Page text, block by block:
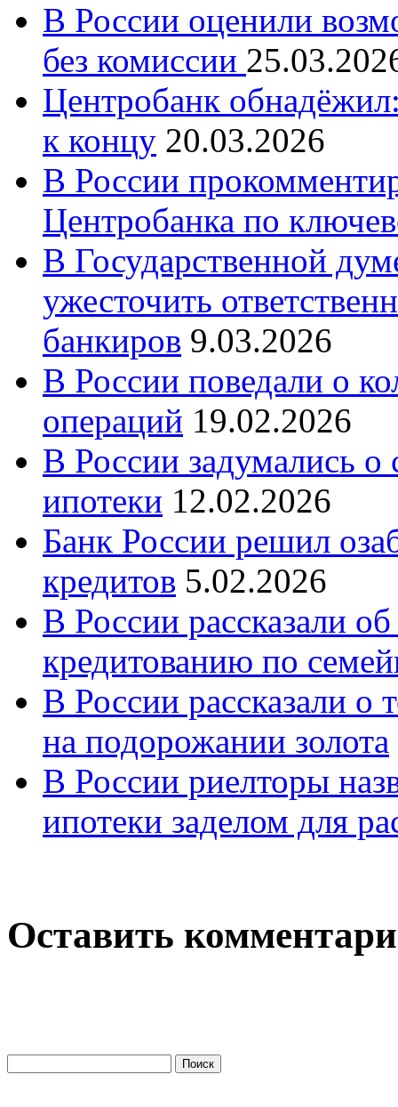
В России оценили
без комиссии
Центробанк
к концу 20.03.2026
В России
Центробанка по
В Государственной
ужесточить
банкиров 9.03.2026
В России поведали о
операций 19.02.2026
В России задумались
ипотеки 12.02.2026
Банк России решил
кредитов 5.02.2026
В России рассказали
кредитованию по
В России рассказали о
на подорожании золота
В России риелторы
ипотеки заделом для
Оставить